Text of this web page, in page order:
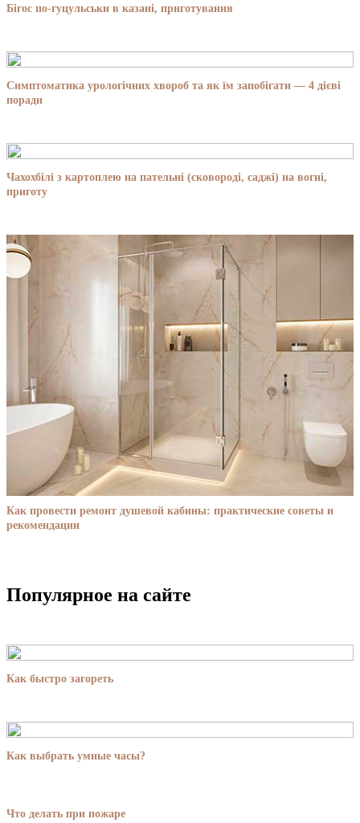
Бігос по-гуцульськи в казані, приготування
Симптоматика урологічних хвороб та як їм запобігати — 4 дієві
поради
Чахохбілі з картоплею на пательні (сковороді, саджі) на вогні,
приготу
Как провести ремонт душевой кабины: практические советы и
рекомендации
Популярное на сайте
Как быстро загореть
Как выбрать умные часы?
Что делать при пожаре